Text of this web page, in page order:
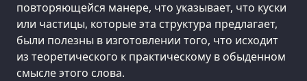
повторяющейся манере, что указывает, что куски
или частицы, которые эта структура предлагает,
были полезны в изготовлении того, что исходит
из теоретического к практическому в обыденном
смысле этого слова.